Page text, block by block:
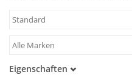
Für Kinder
Geschenkideen
Eigenschaften